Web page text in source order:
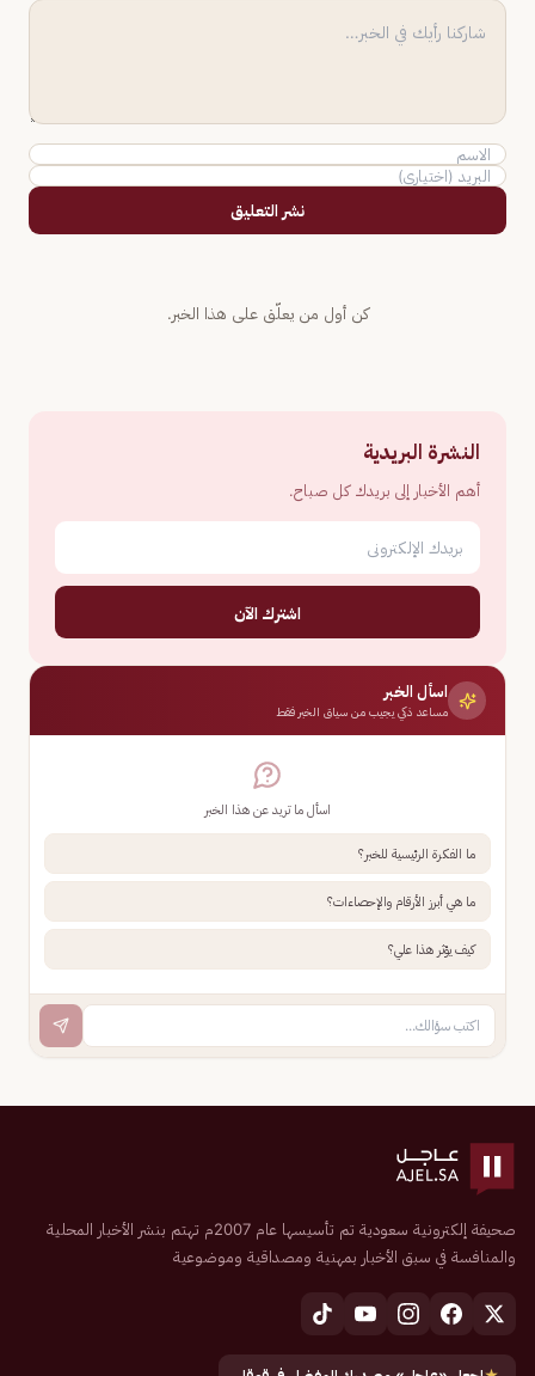
نشر التعليق
كن أول من يعلّق على هذا الخبر.
النشرة البريدية
أهم الأخبار إلى بريدك كل صباح.
اشترك الآن
اسأل الخبر
مساعد ذكي يجيب من سياق الخبر فقط
اسأل ما تريد عن هذا الخبر
ما الفكرة الرئيسية للخبر؟
ما هي أبرز الأرقام والإحصاءات؟
كيف يؤثر هذا علي؟
صحيفة إلكترونية سعودية تم تأسيسها عام 2007م تهتم بنشر الأخبار المحلية
والمنافسة في سبق الأخبار بمهنية ومصداقية وموضوعية